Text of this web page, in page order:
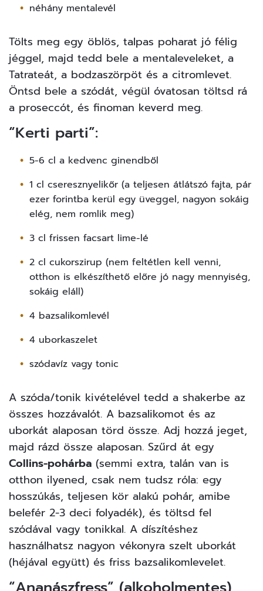
néhány mentalevél
Tölts meg egy öblös, talpas poharat jó félig
jéggel, majd tedd bele a mentaleveleket, a
Tatrateát, a bodzaszörpöt és a citromlevet.
Öntsd bele a szódát, végül óvatosan töltsd rá
a proseccót, és finoman keverd meg.
“Kerti parti”:
5-6 cl a kedvenc ginendből
1 cl cseresznyelikőr (a teljesen átlátszó fajta, pár
ezer forintba kerül egy üveggel, nagyon sokáig
elég, nem romlik meg)
3 cl frissen facsart lime-lé
2 cl cukorszirup (nem feltétlen kell venni,
otthon is elkészíthető előre jó nagy mennyiség,
sokáig eláll)
4 bazsalikomlevél
4 uborkaszelet
szódavíz vagy tonic
A szóda/tonik kivételével tedd a shakerbe az
összes hozzávalót. A bazsalikomot és az
uborkát alaposan törd össze. Adj hozzá jeget,
majd rázd össze alaposan. Szűrd át egy
Collins-pohárba (semmi extra, talán van is
otthon ilyened, csak nem tudsz róla: egy
hosszúkás, teljesen kör alakú pohár, amibe
belefér 2-3 deci folyadék), és töltsd fel
szódával vagy tonikkal. A díszítéshez
használhatsz nagyon vékonyra szelt uborkát
(héjával együtt) és friss bazsalikomlevelet.